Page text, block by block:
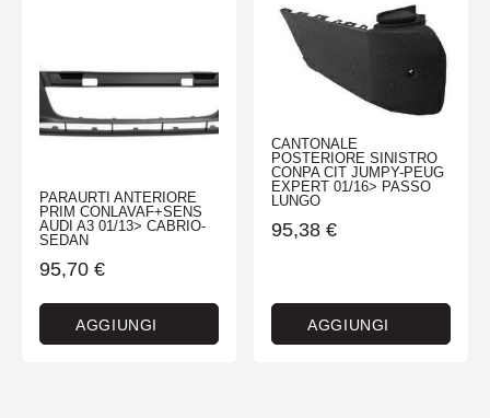
PARAURTI ANTERIORE
PRIM CONLAVAF+SENS
AUDI A3 01/13> CABRIO-
SEDAN
95,70 €
AGGIUNGI
CANTONALE
POSTERIORE SINISTRO
CONPA CIT JUMPY-PEUG
EXPERT 01/16> PASSO
LUNGO
95,38 €
AGGIUNGI